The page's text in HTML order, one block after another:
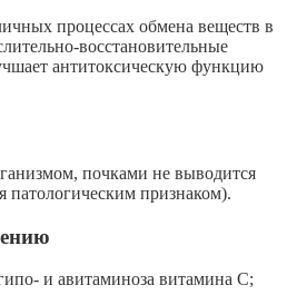
процессах обмена веществ в
восстановительные
антитоксическую функцию
почками не выводится
патологическим признаком).
и авитаминоза витамина С;